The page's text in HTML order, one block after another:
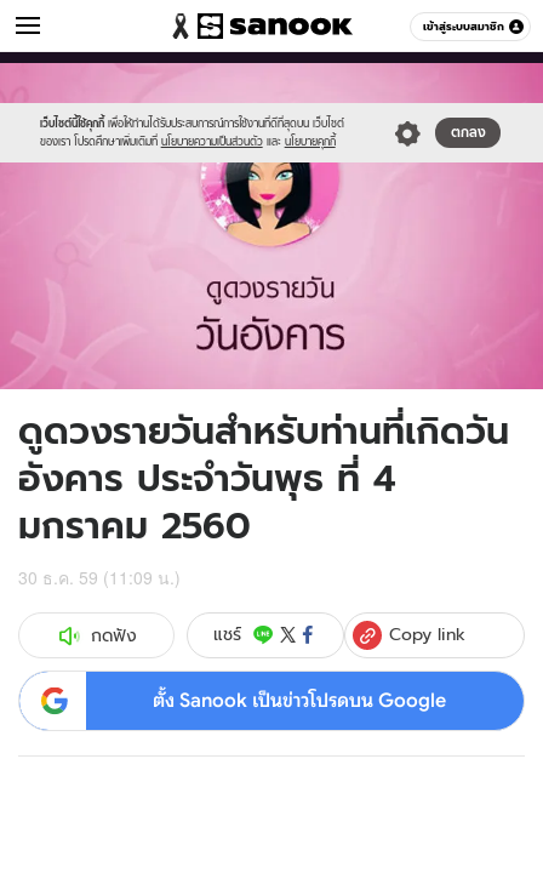
เข้าสู่ระบบสมาชิก
ดูดวง หมวดอื่นๆ
เว็บไซต์นี้ใช้คุกกี้ เพื่อให้ท่านได้รับประสบการณ์การใช้งานที่ดีที่สุดบน เว็บไซต์
ของเรา โปรดศึกษาเพิ่มเติมที่ นโยบายความเป็นส่วนตัว และ นโยบายคุกกี้
ตกลง
new-
sanook.png
ดูดวงรายวันสำหรับท่านที่เกิดวัน
อังคาร ประจำวันพุธ ที่ 4
มกราคม 2560
30 ธ.ค. 59 (11:09 น.)
กดฟัง แชร์ Copy link
ตั้ง Sanook เป็นข่าวโปรดบน Google